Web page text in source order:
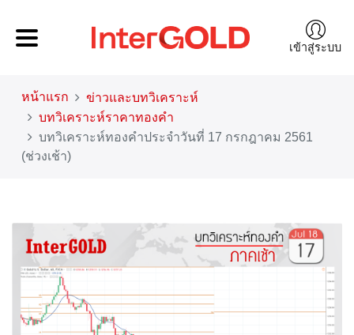
เข้าสู่ระบบ
หน้าแรก
ข่าวและบทวิเคราะห์
บทวิเคราะห์ราคาทองคำ
บทวิเคราะห์ทองคำประจำวันที่ 17 กรกฎาคม 2561
(ช่วงเช้า)